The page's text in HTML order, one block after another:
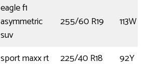
eagle f1
asymmetric
suv
255/60 R19 113W
sport maxx rt 225/40 R18 92Y